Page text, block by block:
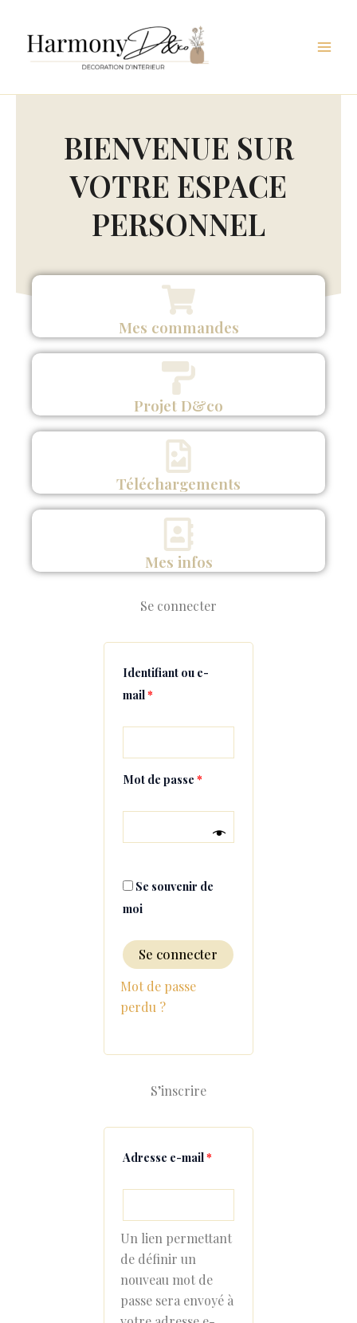
contenu
BIENVENUE SUR
VOTRE ESPACE
PERSONNEL
Mes commandes
Projet D&co
Téléchargements
Mes infos
Se connecter
Identifiant ou e-
mail*
Obligatoire
Mot de passe *
Obligatoire
Se souvenir de
moi
Se connecter
Mot de passe
perdu ?
S’inscrire
Adresse e-mail*
Obligatoire
Un lien permettant
de définir un
nouveau mot de
passe sera envoyé à